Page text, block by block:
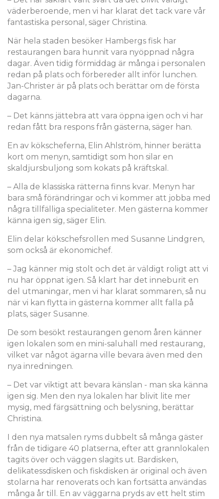
väderberoende, men vi har klarat det tack vare vår
fantastiska personal, säger Christina.
När hela staden besöker Hambergs fisk har
restaurangen bara hunnit vara nyöppnad några
dagar. Även tidig förmiddag är många i personalen
redan på plats och förbereder allt inför lunchen.
Jan-Christer är på plats och berättar om de första
dagarna.
– Det känns jättebra att vara öppna igen och vi har
redan fått bra respons från gästerna, säger han.
En av kökscheferna, Elin Ahlström, hinner berätta
kort om menyn, samtidigt som hon silar en
skaldjursbuljong som kokats på kräftskal.
– Alla de klassiska rätterna finns kvar. Menyn har
bara små förändringar och vi kommer att jobba med
några tillfälliga specialiteter. Men gästerna kommer
känna igen sig, säger Elin.
Elin delar kökschefsrollen med Susanne Lindgren,
som också är ekonomichef.
– Jag känner mig stolt och det är väldigt roligt att vi
nu har öppnat igen. Så klart har det inneburit en
del utmaningar, men vi har klarat sommaren, så nu
när vi kan flytta in gästerna kommer allt falla på
plats, säger Susanne.
De som besökt restaurangen genom åren känner
igen lokalen som en mini-saluhall med restaurang,
vilket var något ägarna ville bevara även med den
nya inredningen.
– Det var viktigt att bevara känslan - man ska känna
igen sig. Men den nya lokalen har blivit lite mer
mysig, med färgsättning och belysning, berättar
Christina.
I den nya matsalen ryms dubbelt så många gäster
från de tidigare 40 platserna, efter att grannlokalen
tagits över och väggen slagits ut. Bardisken,
delikatessdisken och fiskdisken är original och även
stolarna har renoverats och kan fortsätta användas
många år till. En av väggarna pryds av ett helt stim